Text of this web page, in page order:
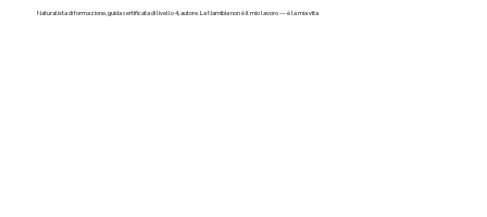
Naturalista di formazione, guida certificata di livello 4, autore. La Namibia non è il mio lavoro — è la mia vita